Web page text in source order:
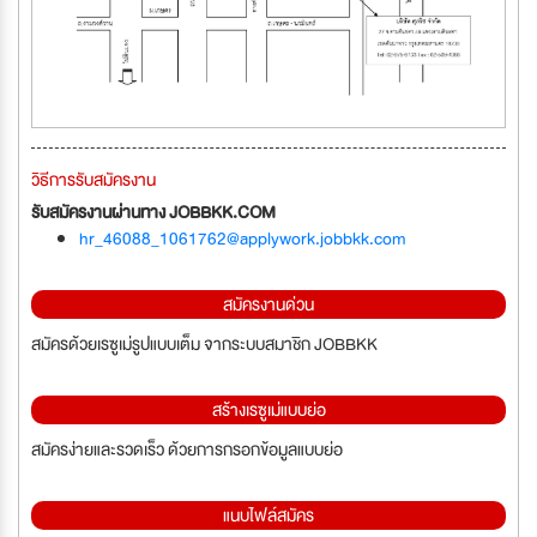
วิธีการรับสมัครงาน
รับสมัครงานผ่านทาง JOBBKK.COM
hr_46088_1061762@applywork.jobbkk.com
สมัครงานด่วน
สมัครด้วยเรซูเม่รูปแบบเต็ม จากระบบสมาชิก JOBBKK
สร้างเรซูเม่แบบย่อ
สมัครง่ายและรวดเร็ว ด้วยการกรอกข้อมูลแบบย่อ
แนบไฟล์สมัคร